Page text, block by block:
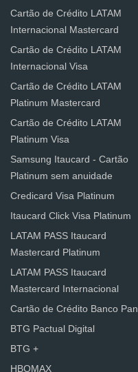
Cartão de Crédito LATAM
Internacional Mastercard
Cartão de Crédito LATAM
Internacional Visa
Cartão de Crédito LATAM
Platinum Mastercard
Cartão de Crédito LATAM
Platinum Visa
Samsung Itaucard - Cartão
Platinum sem anuidade
Credicard Visa Platinum
Itaucard Click Visa Platinum
LATAM PASS Itaucard
Mastercard Platinum
LATAM PASS Itaucard
Mastercard Internacional
Cartão de Crédito Banco Pan
BTG Pactual Digital
BTG +
HBOMAX